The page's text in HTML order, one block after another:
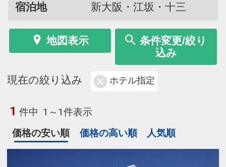
宿泊地
新大阪・江坂・十三
地図表示
条件変更/絞り
込み
現在の絞り込み ホテル指定
1 件中 1～1件表示
価格の安い順
価格の高い順 人気順